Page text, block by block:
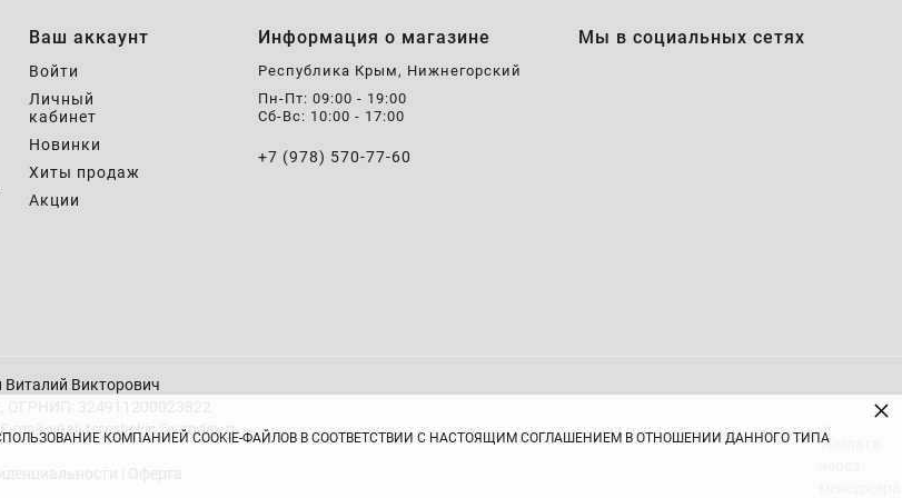
Ваш аккаунт
Войти
Личный
кабинет
Новинки
Хиты продаж
Акции
Информация о магазине
Республика Крым, Нижнегорский
Пн-Пт: 09:00 - 19:00
Сб-Вс: 10:00 - 17:00
+7 (978) 570-77-60
Мы в социальных сетях
Викторович
mail: vitali.tereshckin@yandex.ru
КОМПАНИЕЙ COOKIE-ФАЙЛОВ В СООТВЕТСТВИИ С НАСТОЯЩИМ СОГЛАШЕНИЕМ В ОТНОШЕНИИ ДАННОГО ТИПА
×